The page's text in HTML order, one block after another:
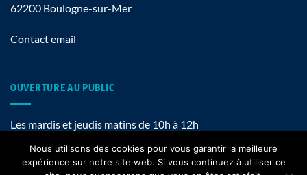
62200 Boulogne-sur-Mer
Contact email
OUVERTURE AU PUBLIC
Les mardis et jeudis matins de 10h à 12h
Nous utilisons des cookies pour vous garantir la meilleure
expérience sur notre site web. Si vous continuez à utiliser ce